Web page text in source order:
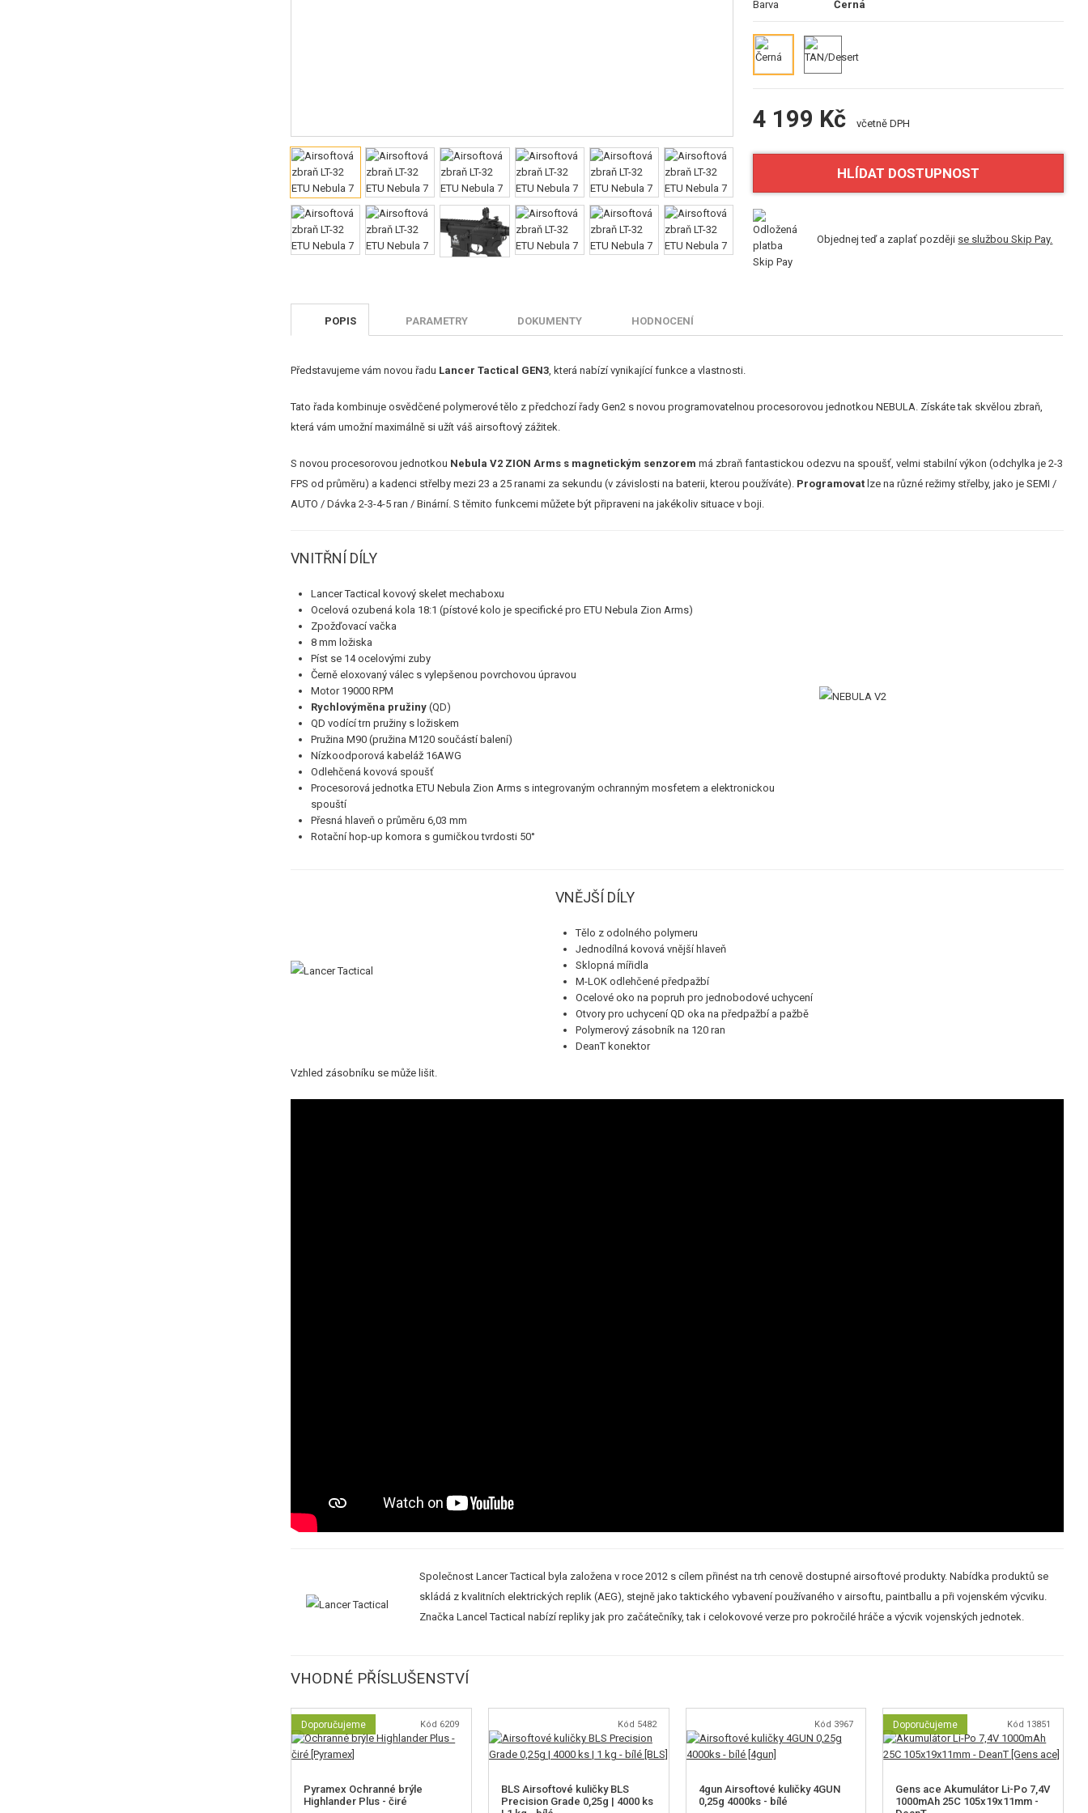
Barva
Černá
4 199 Kč včetně DPH
HLÍDAT DOSTUPNOST
Objednej teď a zaplať později se službou Skip Pay.
POPIS PARAMETRY DOKUMENTY HODNOCENÍ
Představujeme vám novou řadu Lancer Tactical GEN3, která nabízí vynikající funkce a vlastnosti.
Tato řada kombinuje osvědčené polymerové tělo z předchozí řady Gen2 s novou programovatelnou procesorovou jednotkou NEBULA. Získáte tak skvělou zbraň,
která vám umožní maximálně si užít váš airsoftový zážitek.
S novou procesorovou jednotkou Nebula V2 ZION Arms s magnetickým senzorem má zbraň fantastickou odezvu na spoušť, velmi stabilní výkon (odchylka je 2-3
FPS od průměru) a kadenci střelby mezi 23 a 25 ranami za sekundu (v závislosti na baterii, kterou používáte). Programovat lze na různé režimy střelby, jako je SEMI /
AUTO / Dávka 2-3-4-5 ran / Binární. S těmito funkcemi můžete být připraveni na jakékoliv situace v boji.
VNITŘNÍ DÍLY
Lancer Tactical kovový skelet mechaboxu
Ocelová ozubená kola 18:1 (pístové kolo je specifické pro ETU Nebula Zion Arms)
Zpožďovací vačka
8 mm ložiska
Píst se 14 ocelovými zuby
Černě eloxovaný válec s vylepšenou povrchovou úpravou
Motor 19000 RPM
Rychlovýměna pružiny (QD)
QD vodící trn pružiny s ložiskem
Pružina M90 (pružina M120 součástí balení)
Nízkoodporová kabeláž 16AWG
Odlehčená kovová spoušť
Procesorová jednotka ETU Nebula Zion Arms s integrovaným ochranným mosfetem a elektronickou
spouští
Přesná hlaveň o průměru 6,03 mm
Rotační hop-up komora s gumičkou tvrdosti 50°
VNĚJŠÍ DÍLY
Tělo z odolného polymeru
Jednodílná kovová vnější hlaveň
Sklopná mířidla
M-LOK odlehčené předpažbí
Ocelové oko na popruh pro jednobodové uchycení
Otvory pro uchycení QD oka na předpažbí a pažbě
Polymerový zásobník na 120 ran
DeanT konektor
Vzhled zásobníku se může lišit.
Společnost Lancer Tactical byla založena v roce 2012 s cílem přinést na trh cenově dostupné airsoftové produkty. Nabídka produktů se
skládá z kvalitních elektrických replik (AEG), stejně jako taktického vybavení používaného v airsoftu, paintballu a při vojenském výcviku.
Značka Lancel Tactical nabízí repliky jak pro začátečníky, tak i celokovové verze pro pokročilé hráče a výcvik vojenských jednotek.
VHODNÉ PŘÍSLUŠENSTVÍ
Doporučujeme Kód 6209
Pyramex Ochranné brýle
Highlander Plus - čiré
Kód 5482
BLS Airsoftové kuličky BLS
Precision Grade 0,25g | 4000 ks
Kód 3967
4gun Airsoftové kuličky 4GUN
0,25g 4000ks - bílé
Doporučujeme Kód 13851
Gens ace Akumulátor Li-Po 7,4V
1000mAh 25C 105x19x11mm -